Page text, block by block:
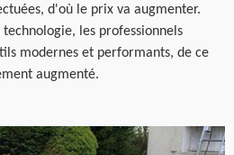
d'où le prix va augmenter.
les professionnels
modernes et performants, de ce
augmenté.